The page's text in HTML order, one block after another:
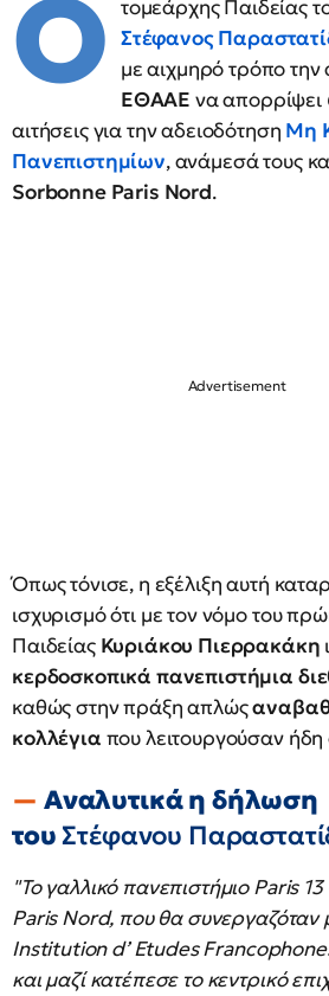
Ο τομεάρχης Παιδείας
Στέφανος
με αιχμηρό τρόπο
ΕΘΑΑΕ να απορρίψει
αιτήσεις για την αδειοδότηση Μη
Πανεπιστημίων, ανάμεσά τους
Sorbonne Paris Nord.
Όπως τόνισε, η εξέλιξη αυτή
ισχυρισμό ότι με τον νόμο του
Παιδείας Κυριάκου Πιερρακάκη
κερδοσκοπικά πανεπιστήμια
καθώς στην πράξη απλώς
κολλέγια που λειτουργούσαν
Αναλυτικά η δήλωση
τουΣτέφανου
"Το γαλλικό πανεπιστήμιο Paris
Paris Nord, που θα συνεργαζόταν
Ιnstitution d’ Etudes
και μαζί κατέπεσε το κεντρικό